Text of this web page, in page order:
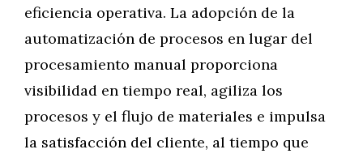
eficiencia operativa. La adopción de la
automatización de procesos en lugar del
procesamiento manual proporciona
visibilidad en tiempo real, agiliza los
procesos y el flujo de materiales e impulsa
la satisfacción del cliente, al tiempo que